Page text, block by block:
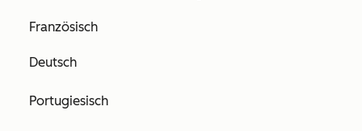
Französisch
Deutsch
Portugiesisch